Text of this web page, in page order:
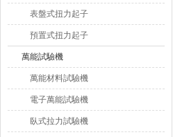
表盤式扭力起子
預置式扭力起子
萬能試驗機
萬能材料試驗機
電子萬能試驗機
臥式拉力試驗機